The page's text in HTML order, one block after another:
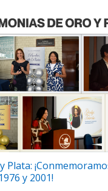
Plata:
y 2001!